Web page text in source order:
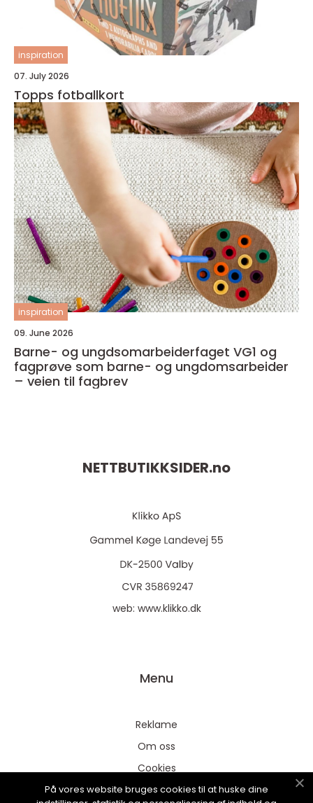
inspiration
07. July 2026
Topps fotballkort
inspiration
09. June 2026
Barne- og ungdsomarbeiderfaget VG1 og
fagprøve som barne- og ungdomsarbeider
– veien til fagbrev
NETTBUTIKKSIDER.no
web: www.klikko.dk
Menu
Reklame
Om oss
Cookies
Kontakt Oss
På vores website bruges cookies til at huske dine